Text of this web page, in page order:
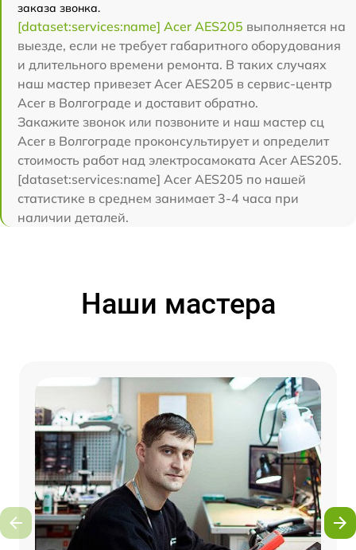
заказа звонка.
[dataset:services:name] Acer AES205 выполняется на
выезде, если не требует габаритного оборудования
и длительного времени ремонта. В таких случаях
наш мастер привезет Acer AES205 в сервис-центр
Acer в Волгограде и доставит обратно.
Закажите звонок или позвоните и наш мастер сц
Acer в Волгограде проконсультирует и определит
стоимость работ над электросамоката Acer AES205.
[dataset:services:name] Acer AES205 по нашей
статистике в среднем занимает 3-4 часа при
наличии деталей.
Наши мастера